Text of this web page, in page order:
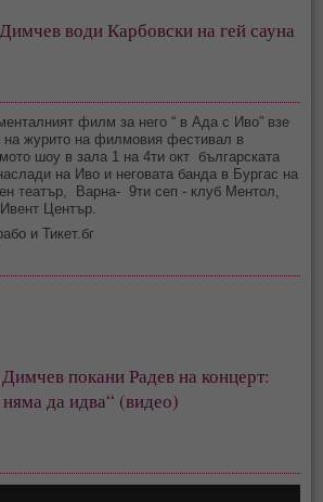
води Карбовски на гей сауна
филм за него “ в Ада с Иво” взе
на журито на филмовия фестивал в
шоу в зала 1 на 4ти окт българската
на Иво и неговата банда в Бургас на
театър, Варна- 9ти сеп - клуб Ментол,
Център.
и Тикет.бг
покани Радев на концерт:
да идва“ (видео)